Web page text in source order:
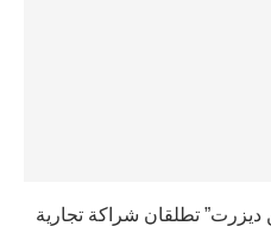
ديزرت” تطلقان شراكة تجارية